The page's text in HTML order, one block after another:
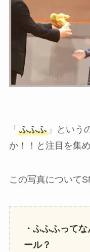
「 ふふふ」という
か！！と注目を集
この写真について
・ふふふって
ール？